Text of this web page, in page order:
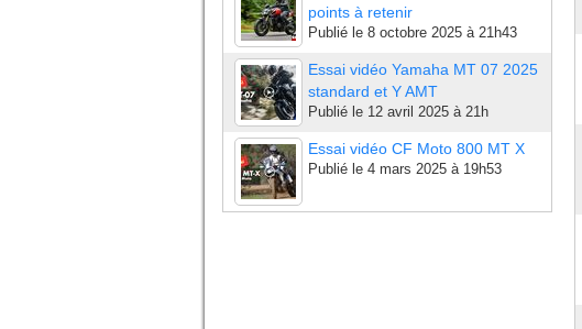
points à retenir
Publié le 8 octobre 2025 à 21h43
Essai vidéo Yamaha MT 07 2025
standard et Y AMT
Publié le 12 avril 2025 à 21h
Essai vidéo CF Moto 800 MT X
Publié le 4 mars 2025 à 19h53